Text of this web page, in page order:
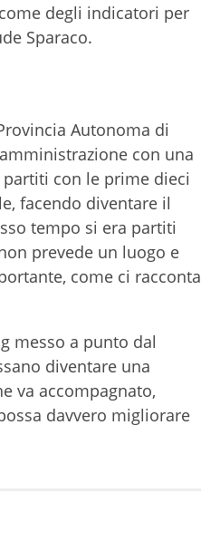
degli indicatori per
Sparaco.
Autonoma di
con una
partiti con le prime dieci
facendo diventare il
tempo si era partiti
prevede un luogo e
come ci racconta
messo a punto dal
diventare una
va accompagnato,
davvero migliorare